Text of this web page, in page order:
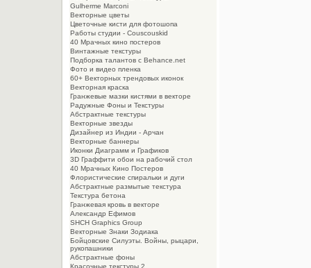
Gulherme Marconi
Векторные цветы
Цветочные кисти для фотошопа
Работы студии - Couscouskid
40 Мрачных кино постеров
Винтажные текстуры
Подборка талантов с Behance.net
Фото и видео пленка
60+ Векторных трендовых иконок
Векторная краска
Гранжевые мазки кистями в векторе
Радужные Фоны и Текстуры
Абстрактные текстуры
Векторные звезды
Дизайнер из Индии - Арчан
Векторные баннеры
Иконки Диаграмм и Графиков
3D Граффити обои на рабочий стол
40 Мрачных Кино Постеров
Флористические спиральки и дуги
Абстрактные размытые текстура
Текстура бетона
Гранжевая кровь в векторе
Александр Ефимов
SHCH Graphics Group
Векторные Знаки Зодиака
Бойцовские Силуэты. Войны, рыцари,
рукопашники
Абстрактные фоны
Красочные текстуры 2